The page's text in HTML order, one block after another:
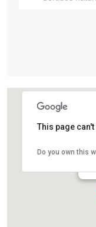
This page
Do you own this